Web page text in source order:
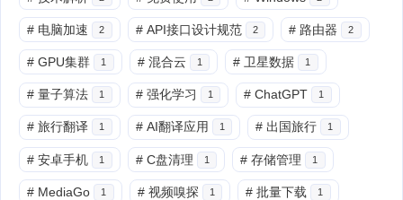
# 电脑加速 2 # API接口设计规范 2 # 路由器 2
# GPU集群 1 # 混合云 1 # 卫星数据 1
# 量子算法 1 # 强化学习 1 # ChatGPT 1
# 旅行翻译 1 # AI翻译应用 1 # 出国旅行 1
# 安卓手机 1 # C盘清理 1 # 存储管理 1
# MediaGo 1 # 视频嗅探 1 # 批量下载 1